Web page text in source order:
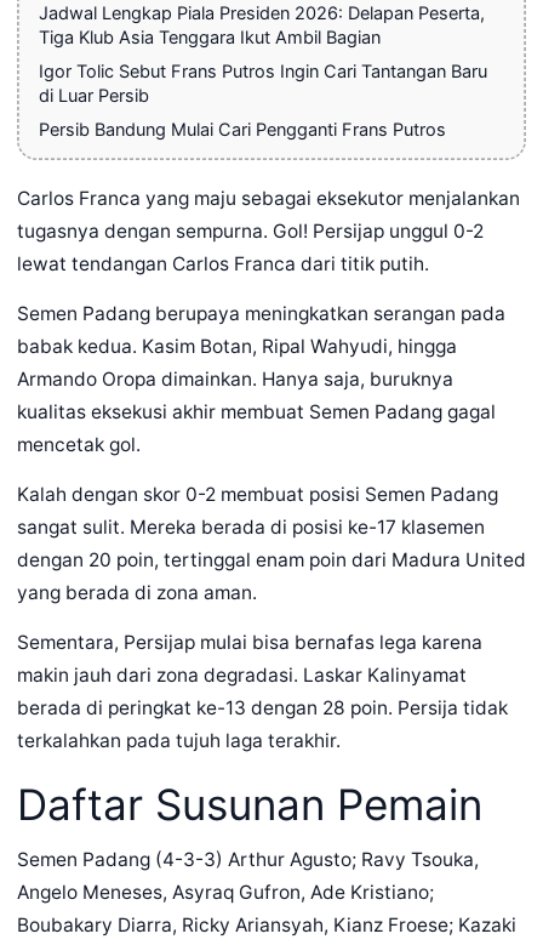
Jadwal Lengkap Piala Presiden 2026: Delapan Peserta,
Tiga Klub Asia Tenggara Ikut Ambil Bagian
Igor Tolic Sebut Frans Putros Ingin Cari Tantangan Baru
di Luar Persib
Persib Bandung Mulai Cari Pengganti Frans Putros
Carlos Franca yang maju sebagai eksekutor menjalankan
tugasnya dengan sempurna. Gol! Persijap unggul 0-2
lewat tendangan Carlos Franca dari titik putih.
Semen Padang berupaya meningkatkan serangan pada
babak kedua. Kasim Botan, Ripal Wahyudi, hingga
Armando Oropa dimainkan. Hanya saja, buruknya
kualitas eksekusi akhir membuat Semen Padang gagal
mencetak gol.
Kalah dengan skor 0-2 membuat posisi Semen Padang
sangat sulit. Mereka berada di posisi ke-17 klasemen
dengan 20 poin, tertinggal enam poin dari Madura United
yang berada di zona aman.
Sementara, Persijap mulai bisa bernafas lega karena
makin jauh dari zona degradasi. Laskar Kalinyamat
berada di peringkat ke-13 dengan 28 poin. Persija tidak
terkalahkan pada tujuh laga terakhir.
Daftar Susunan Pemain
Semen Padang (4-3-3) Arthur Agusto; Ravy Tsouka,
Angelo Meneses, Asyraq Gufron, Ade Kristiano;
Boubakary Diarra, Ricky Ariansyah, Kianz Froese; Kazaki